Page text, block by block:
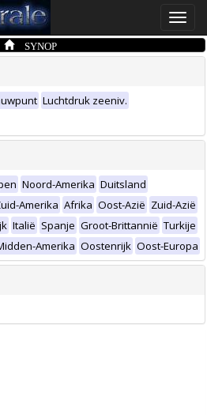
Toggle
SYNOP
Luchtdruk zeeniv.
Noord-Amerika Duitsland
Amerika Afrika Oost-Azië Zuid-Azië
Italië Spanje Groot-Brittannië Turkije
Amerika Oostenrijk Oost-Europa